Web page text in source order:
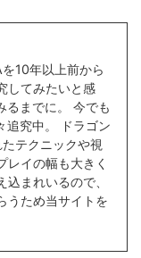
10年以上前から
してみたいと感
るまでに。 今でも
追究中。 ドラゴン
テクニックや視
レイの幅も大きく
まれいるので、
うため当サイトを